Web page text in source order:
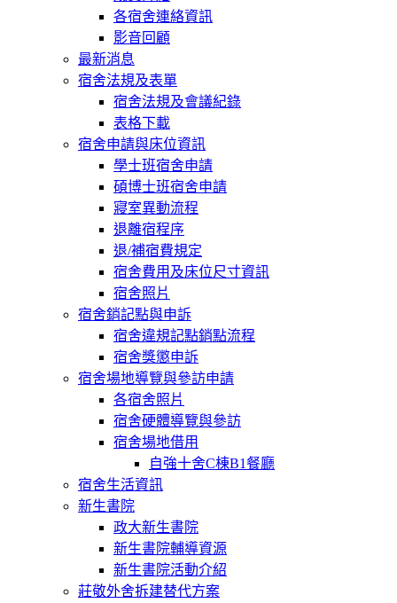
各宿舍連絡資訊
影音回顧
最新消息
宿舍法規及表單
宿舍法規及會議紀錄
表格下載
宿舍申請與床位資訊
學士班宿舍申請
碩博士班宿舍申請
寢室異動流程
退離宿程序
退/補宿費規定
宿舍費用及床位尺寸資訊
宿舍照片
宿舍銷記點與申訴
宿舍違規記點銷點流程
宿舍獎懲申訴
宿舍場地導覽與參訪申請
各宿舍照片
宿舍硬體導覽與參訪
宿舍場地借用
自強十舍C棟B1餐廳
宿舍生活資訊
新生書院
政大新生書院
新生書院輔導資源
新生書院活動介紹
莊敬外舍拆建替代方案